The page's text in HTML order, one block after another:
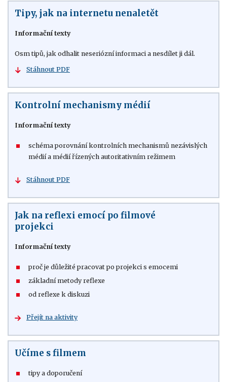
Tipy, jak na internetu nenaletět
Informační texty
Osm tipů, jak odhalit neseriózní informaci a nesdílet ji dál.
Stáhnout PDF
Kontrolní mechanismy médií
Informační texty
schéma porovnání kontrolních mechanismů nezávislých
médií a médií řízených autoritativním režimem
Stáhnout PDF
Jak na reflexi emocí po filmové
projekci
Informační texty
proč je důležité pracovat po projekci s emocemi
základní metody reflexe
od reflexe k diskuzi
Přejít na aktivity
Učíme s filmem
tipy a doporučení